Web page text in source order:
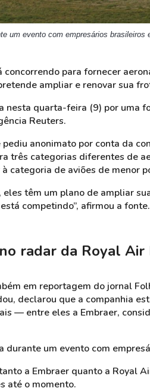
um evento com empresários
concorrendo para fornecer
ampliar e renovar sua
nesta quarta-feira (9) por uma
Reuters.
anonimato por conta da
três categorias diferentes de
categoria de aviões de menor
eles têm um plano de ampliar
competindo”, afirmou a fonte.
radar da Royal Air
em reportagem do jornal
declarou que a companhia
— entre eles a Embraer,
um evento com
a Embraer quanto a Royal
até o momento.